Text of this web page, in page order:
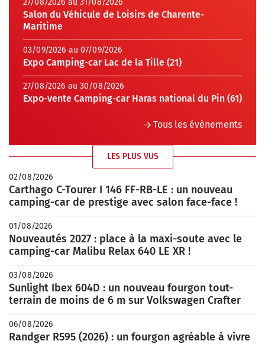
Salon du Véhicule de Loisirs de Charente-
Maritime
03/09/2026 au 07/09/2026
Expo Camping-car Lac de la Tille (21)
27/08/2026 au 30/08/2026
Expo-vente Camping-car Haras national du Pin (61)
Tous les évènements
LES PLUS VUS
02/08/2026
Carthago C-Tourer I 146 FF-RB-LE : un nouveau
camping-car de prestige avec salon face-face !
01/08/2026
Nouveautés 2027 : place à la maxi-soute avec le
camping-car Malibu Relax 640 LE XR !
03/08/2026
Sunlight Ibex 604D : un nouveau fourgon tout-
terrain de moins de 6 m sur Volkswagen Crafter
06/08/2026
Randger R595 (2026) : un fourgon agréable à vivre